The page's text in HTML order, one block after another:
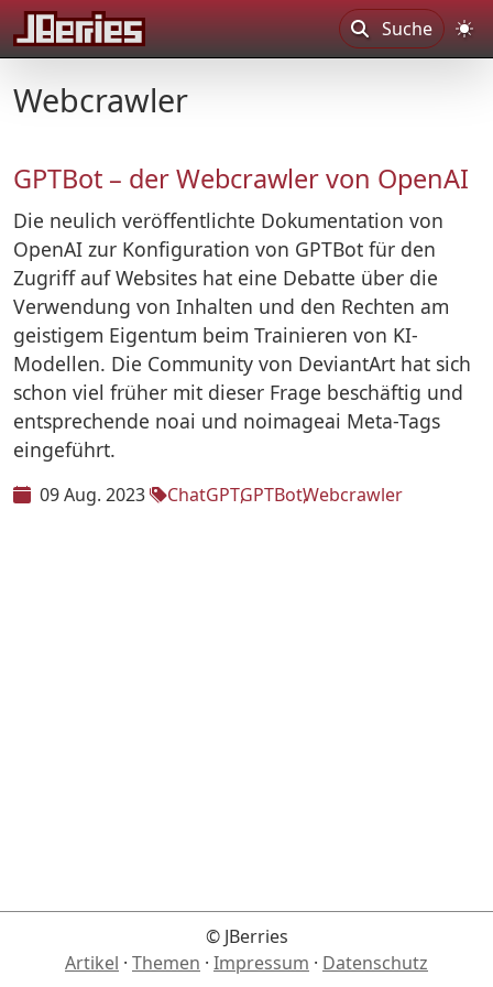
Suche
Webcrawler
GPTBot – der Webcrawler von OpenAI
Die neulich veröffentlichte Dokumentation von
OpenAI zur Konfiguration von GPTBot für den
Zugriff auf Websites hat eine Debatte über die
Verwendung von Inhalten und den Rechten am
geistigem Eigentum beim Trainieren von KI-
Modellen. Die Community von DeviantArt hat sich
schon viel früher mit dieser Frage beschäftig und
entsprechende noai und noimageai Meta-Tags
eingeführt.
09 Aug. 2023 ChatGPTGPTBotWebcrawler
© JBerries
Artikel · Themen · Impressum · Datenschutz